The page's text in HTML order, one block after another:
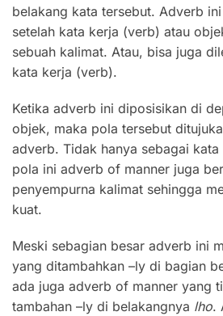
belakang kata tersebut. Adverb
setelah kata kerja (verb) atau
sebuah kalimat. Atau, bisa juga
kata kerja (verb).
Ketika adverb ini diposisikan di
objek, maka pola tersebut
adverb. Tidak hanya sebagai
pola ini adverb of manner juga
penyempurna kalimat sehingga
kuat.
Meski sebagian besar adverb ini
yang ditambahkan –ly di bagian
ada juga adverb of manner yang
tambahan –ly di belakangnya lho.